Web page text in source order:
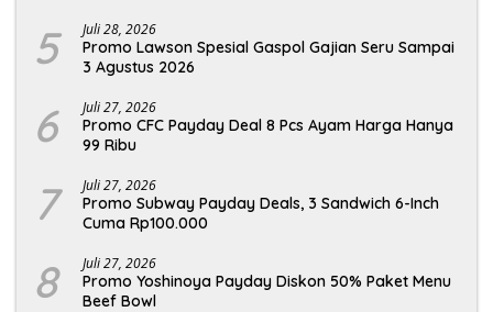
5 Juli 28, 2026
Promo Lawson Spesial Gaspol Gajian Seru Sampai
3 Agustus 2026
6 Juli 27, 2026
Promo CFC Payday Deal 8 Pcs Ayam Harga Hanya
99 Ribu
7 Juli 27, 2026
Promo Subway Payday Deals, 3 Sandwich 6-Inch
Cuma Rp100.000
8 Juli 27, 2026
Promo Yoshinoya Payday Diskon 50% Paket Menu
Beef Bowl